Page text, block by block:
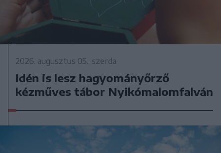
2026. augusztus 05., szerda
Idén is lesz hagyományőrző
kézműves tábor Nyikómalomfalván